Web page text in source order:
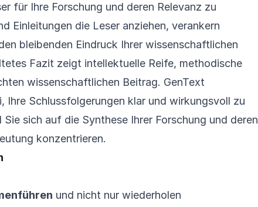
für Ihre Forschung und deren Relevanz zu
Einleitungen die Leser anziehen, verankern
bleibenden Eindruck Ihrer wissenschaftlichen
Fazit zeigt intellektuelle Reife, methodische
wissenschaftlichen Beitrag. GenText
Ihre Schlussfolgerungen klar und wirkungsvoll zu
Sie sich auf die Synthese Ihrer Forschung und deren
konzentrieren.
und nicht nur wiederholen